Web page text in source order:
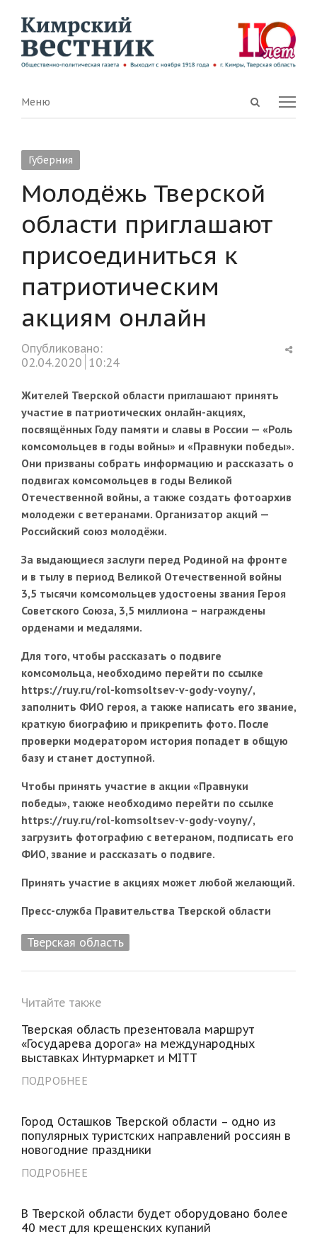
Open
Menu
Меню
Губерния
Молодёжь Тверской
области приглашают
присоединиться к
патриотическим
акциям онлайн
Опубликовано:
02.04.2020 10:24
Жителей Тверской области приглашают принять
участие в патриотических онлайн-акциях,
посвящённых Году памяти и славы в России — «Роль
комсомольцев в годы войны» и «Правнуки победы».
Они призваны собрать информацию и рассказать о
подвигах комсомольцев в годы Великой
Отечественной войны, а также создать фотоархив
молодежи с ветеранами. Организатор акций —
Российский союз молодёжи.
За выдающиеся заслуги перед Родиной на фронте
и в тылу в период Великой Отечественной войны
3,5 тысячи комсомольцев удостоены звания Героя
Советского Союза, 3,5 миллиона – награждены
орденами и медалями.
Для того, чтобы рассказать о подвиге
комсомольца, необходимо перейти по ссылке
https://ruy.ru/rol-komsoltsev-v-gody-voyny/,
заполнить ФИО героя, а также написать его звание,
краткую биографию и прикрепить фото. После
проверки модератором история попадет в общую
базу и станет доступной.
Чтобы принять участие в акции «Правнуки
победы», также необходимо перейти по ссылке
https://ruy.ru/rol-komsoltsev-v-gody-voyny/,
загрузить фотографию с ветераном, подписать его
ФИО, звание и рассказать о подвиге.
Принять участие в акциях может любой желающий.
Пресс-служба Правительства Тверской области
Тверская область
Читайте также
Тверская область презентовала маршрут
«Государева дорога» на международных
выставках Интурмаркет и MITT
ПОДРОБНЕЕ
Город Осташков Тверской области – одно из
популярных туристских направлений россиян в
новогодние праздники
ПОДРОБНЕЕ
В Тверской области будет оборудовано более
40 мест для крещенских купаний